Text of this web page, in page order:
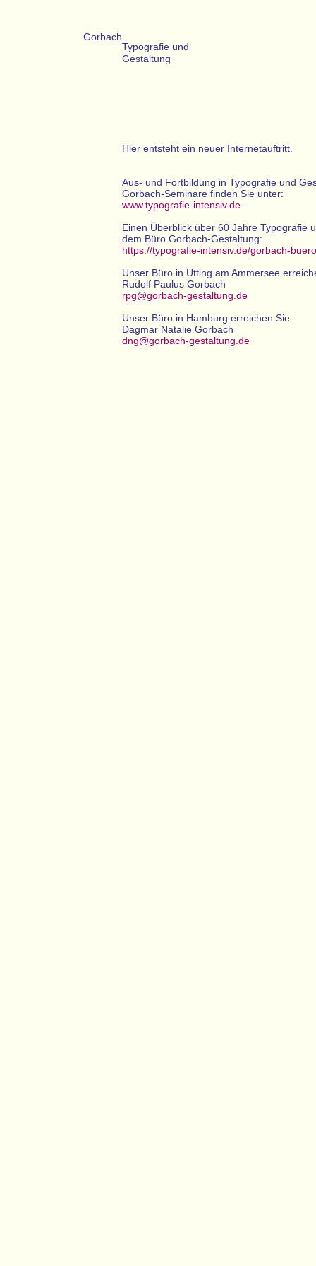
Gorbach
Typografie und
Gestaltung
Hier entsteht ein neuer Internetauftritt.
Aus- und Fortbildung in Typografie und
Gorbach-Seminare finden Sie unter:
www.typografie-intensiv.de
Einen Überblick über 60 Jahre Typografie
dem Büro Gorbach-Gestaltung:
https://typografie-intensiv.de/gorbach-
Unser Büro in Utting am Ammersee
Rudolf Paulus Gorbach
rpg@gorbach-gestaltung.de
Unser Büro in Hamburg erreichen Sie:
Dagmar Natalie Gorbach
dng@gorbach-gestaltung.de